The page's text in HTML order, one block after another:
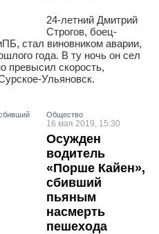
24-летний Дмитрий
Строгов, боец-
стал виновником аварии,
года. В ту ночь он сел
превысил скорость,
Ульяновск.
Общество
16 мая 2019, 15:30
Осужден
водитель
«Порше Кайен»,
сбивший
пьяным
насмерть
пешехода